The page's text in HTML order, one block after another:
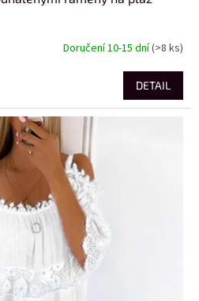
Doručení 10-15 dní(>8 ks)
DETAIL